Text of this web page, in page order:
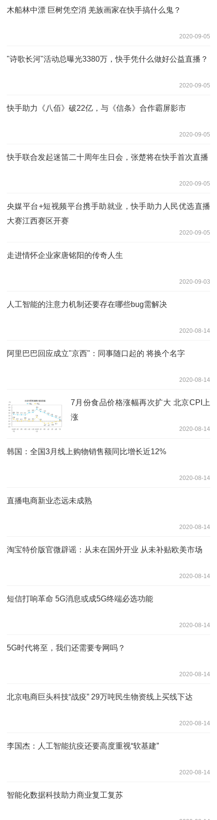
木船林中漂 巨树凭空消 羌族画家在快手搞什么鬼？
2020-09-05
"诗歌长河"活动总曝光3380万，快手凭什么做好公益直播？
2020-09-05
快手助力《八佰》破22亿，与《信条》合作霸屏影市
2020-09-05
快手联合发起迷笛二十周年生日会，张楚将在快手首次直播
2020-09-05
央媒平台+短视频平台携手助就业，快手助力人民优选直播
大赛江西赛区开赛
2020-09-05
走进情怀企业家唐铭阳的传奇人生
2020-09-03
人工智能的注意力机制还要存在哪些bug需解决
2020-08-14
阿里巴巴回应成立"京西"：同事随口起的 将换个名字
2020-08-14
7月份食品价格涨幅再次扩大 北京CPI上
涨
2020-08-14
韩国：全国3月线上购物销售额同比增长近12%
2020-08-14
直播电商新业态远未成熟
2020-08-14
淘宝特价版官微辟谣：从未在国外开业 从未补贴欧美市场
2020-08-14
短信打响革命 5G消息或成5G终端必选功能
2020-08-14
5G时代将至，我们还需要专网吗？
2020-08-14
北京电商巨头科技“战疫” 29万吨民生物资线上买线下达
2020-08-14
李国杰：人工智能抗疫还要高度重视“软基建”
2020-08-14
智能化数据科技助力商业复工复苏